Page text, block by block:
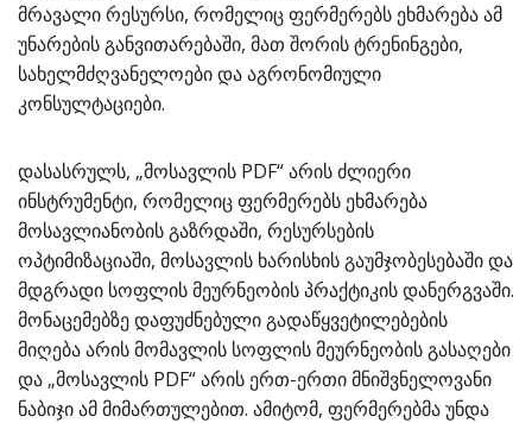
მრავალი რესურსი, რომელიც ფერმერებს ეხმარება ამ
უნარების განვითარებაში, მათ შორის ტრენინგები,
სახელმძღვანელოები და აგრონომიული
კონსულტაციები.
დასასრულს, „მოსავლის PDF“ არის ძლიერი
ინსტრუმენტი, რომელიც ფერმერებს ეხმარება
მოსავლიანობის გაზრდაში, რესურსების
ოპტიმიზაციაში, მოსავლის ხარისხის გაუმჯობესებაში და
მდგრადი სოფლის მეურნეობის პრაქტიკის დანერგვაში.
მონაცემებზე დაფუძნებული გადაწყვეტილებების
მიღება არის მომავლის სოფლის მეურნეობის გასაღები
და „მოსავლის PDF“ არის ერთ-ერთი მნიშვნელოვანი
ნაბიჯი ამ მიმართულებით. ამიტომ, ფერმერებმა უნდა